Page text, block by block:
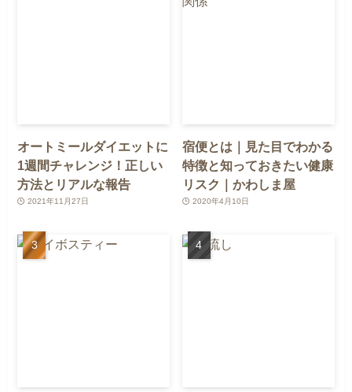
オートミールダイエットに
1週間チャレンジ！正しい
方法とリアルな報告
2021年11月27日
宿便とは｜見た目でわかる
特徴と知っておきたい健康
リスク｜かわしま屋
2020年4月10日